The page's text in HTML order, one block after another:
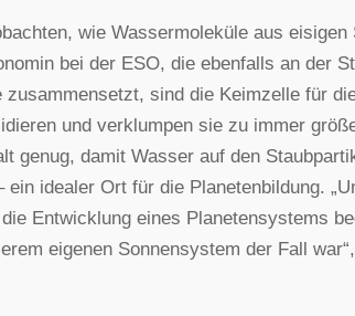
wie Wassermoleküle aus eisigen
bei der ESO, die ebenfalls an der
sind die Keimzelle für
und verklumpen sie zu immer
genug, damit Wasser auf den
idealer Ort für die Planetenbildung.
Entwicklung eines Planetensystems
eigenen Sonnensystem der Fall